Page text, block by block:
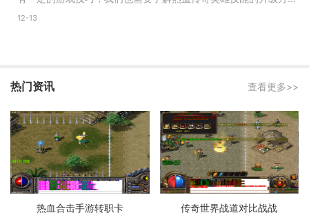
法。本文将详细介绍热血
12-13
热门资讯 查看更多>>
热血合击手游转职卡 传奇世界战道对比战战